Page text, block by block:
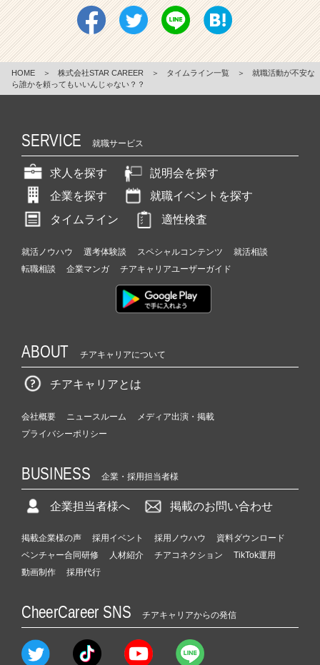
HOME ＞ 株式会社STAR CAREER ＞ タイムライン一覧 ＞
就職活動が不安な
ら誰かを頼ってもいいんじゃない？？
SERVICE 就職サービス
求人を探す
説明会を探す
企業を探す
就職イベントを探す
タイムライン
適性検査
就活ノウハウ 選考体験談 スペシャルコンテンツ
就活相談
転職相談
企業マンガ チアキャリアユーザーガイド
ABOUT チアキャリアについて
チアキャリアとは
会社概要 ニュースルーム
メディア出演・掲載
プライバシーポリシー
BUSINESS 企業・採用担当者様
企業担当者様へ 掲載のお問い合わせ
掲載企業様の声 採用イベント 採用ノウハウ
資料ダウンロード
ベンチャー合同研修
人材紹介 チアコネクション
TikTok運用
動画制作
採用代行
CheerCareer SNS チアキャリアからの発信